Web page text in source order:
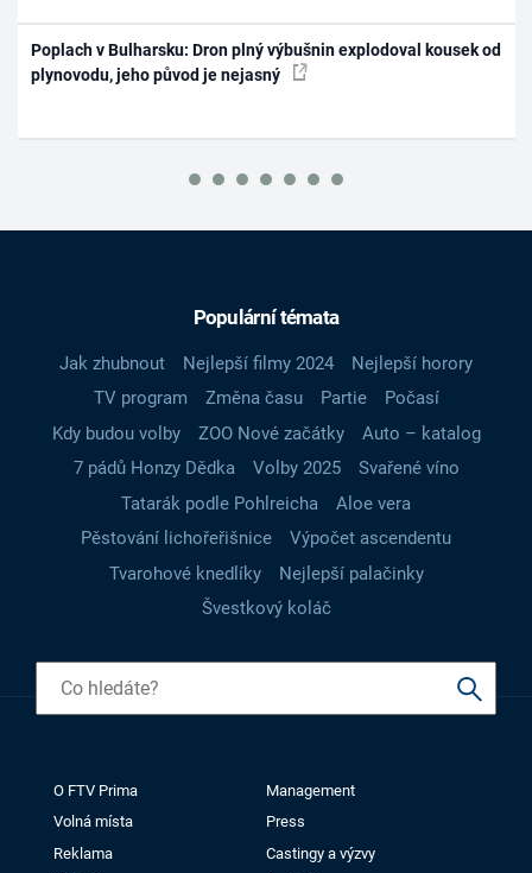
Poplach v Bulharsku: Dron plný výbušnin explodoval kousek od
plynovodu, jeho původ je nejasný
Populární témata
Jak zhubnout Nejlepší filmy 2024
Nejlepší horory
TV program
Změna času Partie
Počasí
Kdy budou volby
ZOO Nové začátky
Auto – katalog
7 pádů Honzy Dědka
Volby 2025
Svařené víno
Tatarák podle Pohlreicha
Aloe vera
Pěstování lichořeřišnice
Výpočet ascendentu
Tvarohové knedlíky
Nejlepší palačinky
Švestkový koláč
O FTV Prima
Management
Volná místa
Press
Reklama
Castingy a výzvy